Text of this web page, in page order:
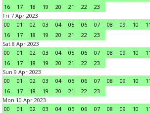
16
17 18 19 20 21 22
23
Fri 7 Apr 2023
00
01 02 03 04 05 06 07 08 09 10 11
16
17 18 19 20 21 22
23
Sat 8 Apr 2023
00
01 02 03 04 05 06 07 08 09 10 11
16
17 18 19 20 21 22
23
Sun 9 Apr 2023
00
01 02 03 04 05 06 07 08 09 10 11
16
17 18 19 20 21 22
23
Mon 10 Apr 2023
00
01 02 03 04 05 06 07 08 09 10 11